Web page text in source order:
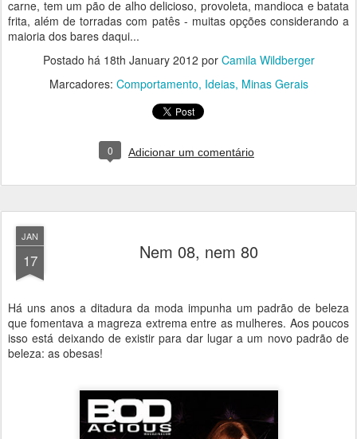
carne, tem um pão de alho delicioso, provoleta, mandioca e batata
frita, além de torradas com patês - muitas opções considerando a
maioria dos bares daqui...
Postado há 18th January 2012 por Camila Wildberger
Marcadores: Comportamento Ideias Minas Gerais
0 Adicionar um comentário
JAN
17 Nem 08, nem 80
Há uns anos a ditadura da moda impunha um padrão de beleza
que fomentava a magreza extrema entre as mulheres. Aos poucos
isso está deixando de existir para dar lugar a um novo padrão de
beleza: as obesas!